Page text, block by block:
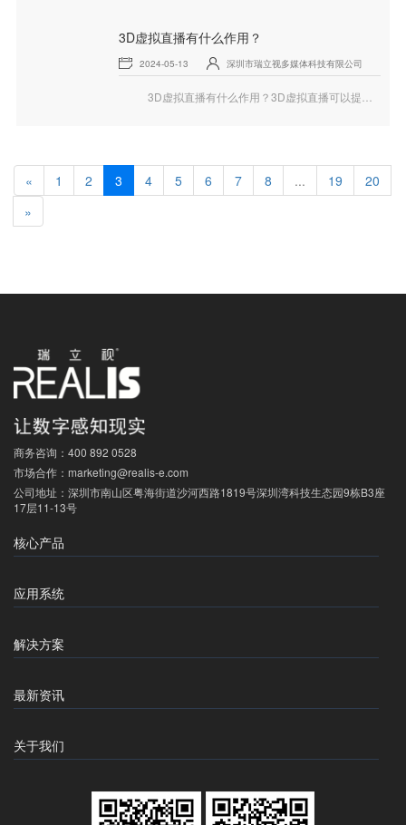
3D虚拟直播有什么作用？
2024-05-13 深圳市瑞立视多媒体科技有限公司
« 1 2 3 4 5 6 7 8 ... 19
20
»
商务咨询： 400 892 0528
市场合作： marketing@realis-e.com
公司地址： 深圳市南山区粤海街道沙河西路1819号深圳湾科技生态园9栋B3座
17层11-13号
核心产品
应用系统
解决方案
最新资讯
关于我们